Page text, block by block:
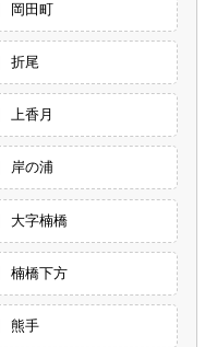
岡田町
折尾
上香月
岸の浦
大字楠橋
楠橋下方
熊手